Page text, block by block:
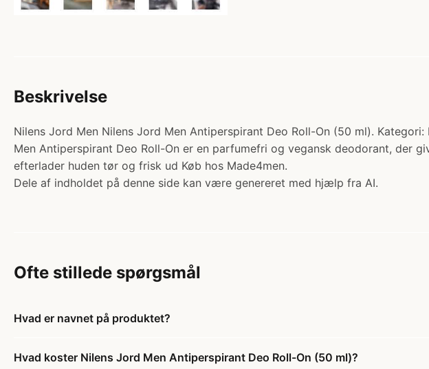
Beskrivelse
Nilens Jord Men Nilens Jord Men Antiperspirant Deo Roll-On (50 ml).
Men Antiperspirant Deo Roll-On er en parfumefri og vegansk deodorant,
efterlader huden tør og frisk ud Køb hos Made4men.
Dele af indholdet på denne side kan være genereret med hjælp fra AI.
Ofte stillede spørgsmål
Hvad er navnet på produktet?
Hvad koster Nilens Jord Men Antiperspirant Deo Roll-On (50 ml)?